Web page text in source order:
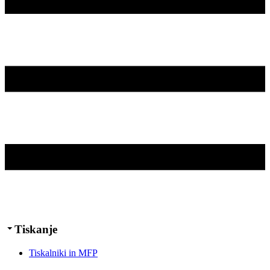
Tiskanje
Tiskalniki in MFP